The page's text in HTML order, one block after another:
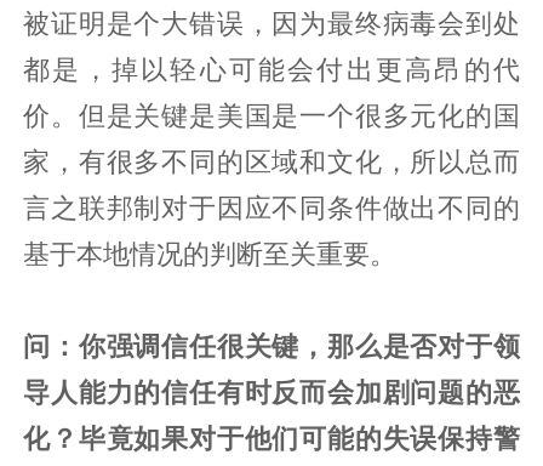
被证明是个大错误，因为最终病毒会到处
都是，掉以轻心可能会付出更高昂的代
价。但是关键是美国是一个很多元化的国
家，有很多不同的区域和文化，所以总而
言之联邦制对于因应不同条件做出不同的
基于本地情况的判断至关重要。
问：你强调信任很关键，那么是否对于领
导人能力的信任有时反而会加剧问题的恶
化？毕竟如果对于他们可能的失误保持警